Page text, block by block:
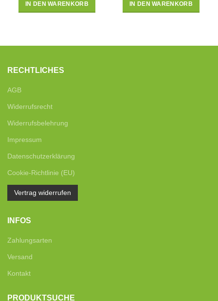
IN DEN WARENKORB IN DEN WARENKORB
RECHTLICHES
AGB
Widerrufsrecht
Widerrufsbelehrung
Impressum
Datenschutzerklärung
Cookie-Richtlinie (EU)
Vertrag widerrufen
INFOS
Zahlungsarten
Versand
Kontakt
PRODUKTSUCHE